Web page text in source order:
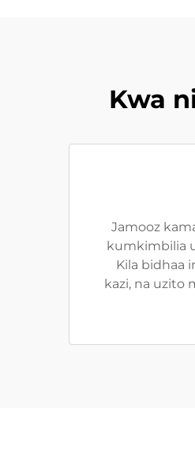
Kwa
Jamooz
kumkimbilia
Kila bidhaa
kazi, na uzito